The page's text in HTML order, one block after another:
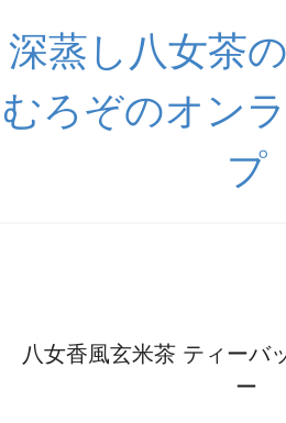
深蒸し八女茶
むろぞのオン
プ
八女香風玄米茶 ティーバ
ー